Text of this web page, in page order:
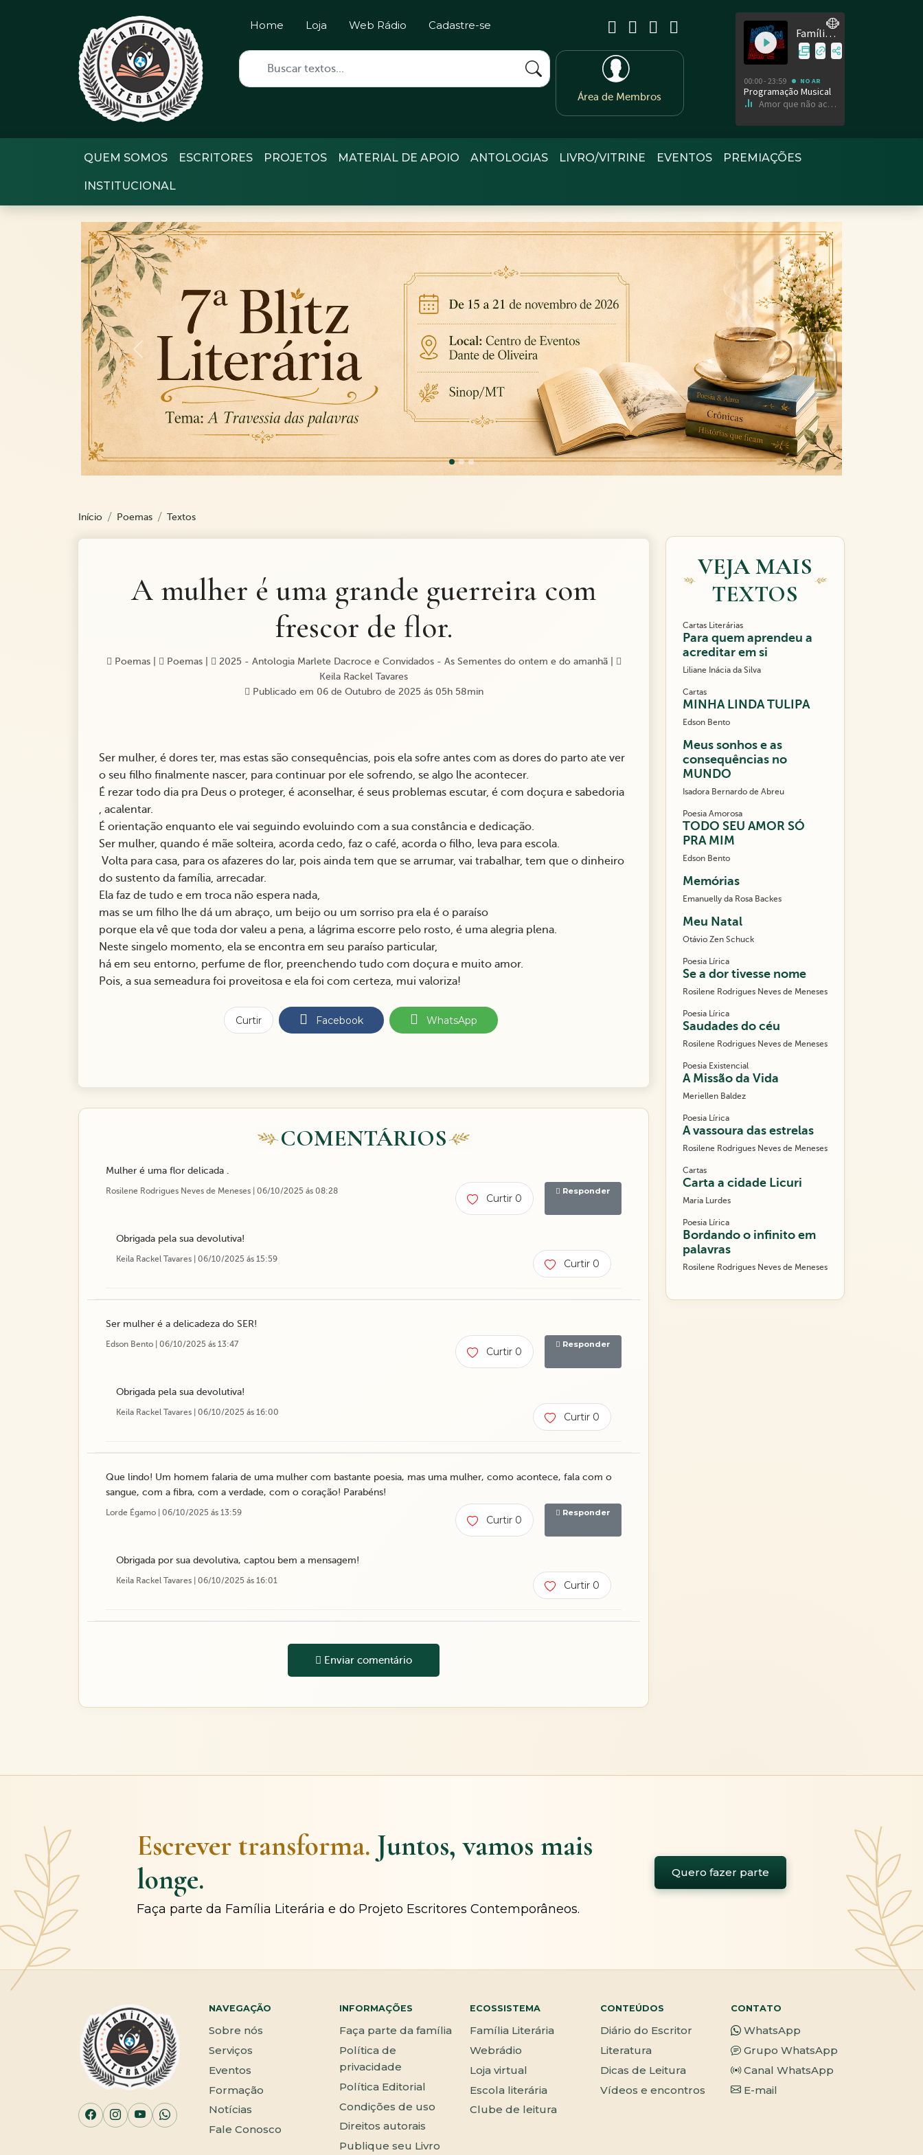
Home Loja Web Rádio Cadastre-se
Área de Membros
QUEM SOMOS ESCRITORES PROJETOS MATERIAL DE APOIO ANTOLOGIAS LIVRO/VITRINE EVENTOS PREMIAÇÕES
INSTITUCIONAL
Previous Next
Início Poemas Textos
A mulher é uma grande guerreira com
frescor de flor.
Poemas| Poemas| 2025 - Antologia Marlete Dacroce e Convidados - As Sementes do ontem e do amanhã|
Keila Rackel Tavares
Publicado em 06 de Outubro de 2025 ás 05h 58min
Ser mulher, é dores ter, mas estas são consequências, pois ela sofre antes com as dores do parto ate ver
o seu filho finalmente nascer, para continuar por ele sofrendo, se algo lhe acontecer.
É rezar todo dia pra Deus o proteger, é aconselhar, é seus problemas escutar, é com doçura e sabedoria
, acalentar.
É orientação enquanto ele vai seguindo evoluindo com a sua constância e dedicação.
Ser mulher, quando é mãe solteira, acorda cedo, faz o café, acorda o filho, leva para escola.
Volta para casa, para os afazeres do lar, pois ainda tem que se arrumar, vai trabalhar, tem que o dinheiro
do sustento da família, arrecadar.
Ela faz de tudo e em troca não espera nada,
mas se um filho lhe dá um abraço, um beijo ou um sorriso pra ela é o paraíso
porque ela vê que toda dor valeu a pena, a lágrima escorre pelo rosto, é uma alegria plena.
Neste singelo momento, ela se encontra em seu paraíso particular,
há em seu entorno, perfume de flor, preenchendo tudo com doçura e muito amor.
Pois, a sua semeadura foi proveitosa e ela foi com certeza, mui valoriza!
Curtir Facebook WhatsApp
COMENTÁRIOS
Mulher é uma flor delicada .
Rosilene Rodrigues Neves de Meneses | 06/10/2025 ás 08:28
Curtir 0
Responder
Obrigada pela sua devolutiva!
Keila Rackel Tavares | 06/10/2025 ás 15:59 Curtir 0
Ser mulher é a delicadeza do SER!
Edson Bento | 06/10/2025 ás 13:47
Curtir 0
Responder
Obrigada pela sua devolutiva!
Keila Rackel Tavares | 06/10/2025 ás 16:00 Curtir 0
Que lindo! Um homem falaria de uma mulher com bastante poesia, mas uma mulher, como acontece, fala com o
sangue, com a fibra, com a verdade, com o coração! Parabéns!
Lorde Égamo | 06/10/2025 ás 13:59
Curtir 0
Responder
Obrigada por sua devolutiva, captou bem a mensagem!
Keila Rackel Tavares | 06/10/2025 ás 16:01 Curtir 0
Enviar comentário
VEJA MAIS
TEXTOS
Cartas Literárias
Para quem aprendeu a
acreditar em si
Liliane Inácia da Silva
Cartas
MINHA LINDA TULIPA
Edson Bento
Meus sonhos e as
consequências no
MUNDO
Isadora Bernardo de Abreu
Poesia Amorosa
TODO SEU AMOR SÓ
PRA MIM
Edson Bento
Memórias
Emanuelly da Rosa Backes
Meu Natal
Otávio Zen Schuck
Poesia Lírica
Se a dor tivesse nome
Rosilene Rodrigues Neves de Meneses
Poesia Lírica
Saudades do céu
Rosilene Rodrigues Neves de Meneses
Poesia Existencial
A Missão da Vida
Meriellen Baldez
Poesia Lírica
A vassoura das estrelas
Rosilene Rodrigues Neves de Meneses
Cartas
Carta a cidade Licuri
Maria Lurdes
Poesia Lírica
Bordando o infinito em
palavras
Rosilene Rodrigues Neves de Meneses
Escrever transforma. Juntos, vamos mais
longe.
Faça parte da Família Literária e do Projeto Escritores Contemporâneos.
Quero fazer parte
NAVEGAÇÃO
Sobre nós
Serviços
Eventos
Formação
Notícias
Fale Conosco
INFORMAÇÕES
Faça parte da família
Política de
privacidade
Política Editorial
Condições de uso
Direitos autorais
Publique seu Livro
ECOSSISTEMA
Família Literária
Webrádio
Loja virtual
Escola literária
Clube de leitura
CONTEÚDOS
Diário do Escritor
Literatura
Dicas de Leitura
Vídeos e encontros
CONTATO
WhatsApp
Grupo WhatsApp
Canal WhatsApp
E-mail